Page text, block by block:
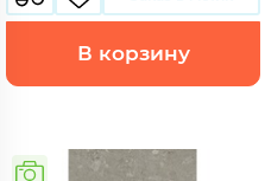
В корзину